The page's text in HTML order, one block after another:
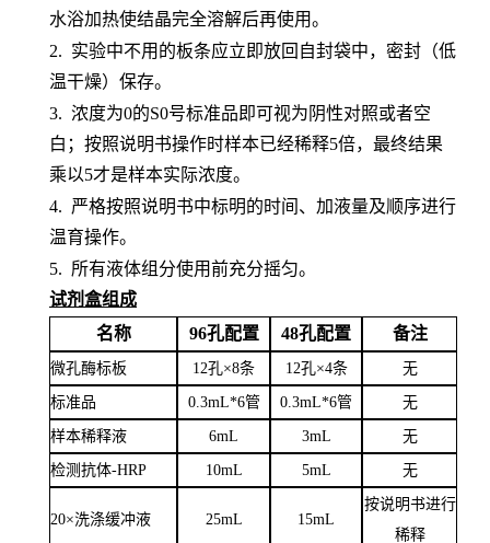
水浴加热使结晶完全溶解后再使用。
2. 实验中不用的板条应立即放回自封袋中，密封（低
温干燥）保存。
3. 浓度为0的S0号标准品即可视为阴性对照或者空
白；按照说明书操作时样本已经稀释5倍，最终结果
乘以5才是样本实际浓度。
4. 严格按照说明书中标明的时间、加液量及顺序进行
温育操作。
5. 所有液体组分使用前充分摇匀。
试剂盒组成
名称
96孔配置 48孔配置 备注
微孔酶标板 12孔×8条 12孔×4条 无
标准品 0.3mL*6管 0.3mL*6管 无
样本稀释液 6mL 3mL 无
检测抗体-HRP 10mL 5mL 无
20×洗涤缓冲液 25mL 15mL
按说明书进行
稀释